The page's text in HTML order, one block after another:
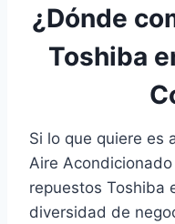
¿Dónde
Toshiba
Si lo que quiere es
Aire
repuestos Toshiba
diversidad de